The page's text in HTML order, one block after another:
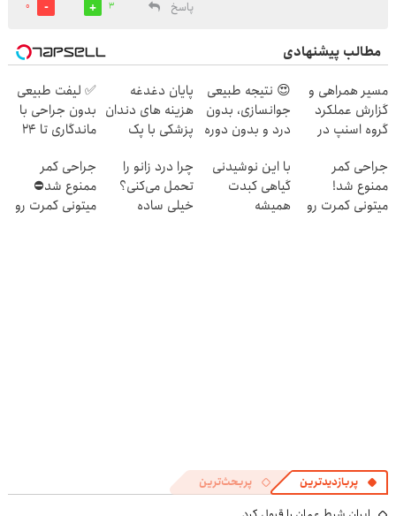
پاسخ 3
0
مطالب پیشنهادی
مسیر همراهی و
گزارش عملکرد
گروه اسنپ در
😍 نتیجه‌ طبیعی
جوانسازی، بدون
درد و بدون دوره
رایگان
پایان دغدغه
هزینه های دندان
پزشکی با پک
خانگی
✅ لیفت طبیعی
بدون جراحی با
ماندگاری تا ۲۴
جراحی کمر
ممنوع شد!
میتونی کمرت رو
با این نوشیدنی
گیاهی کبدت
همیشه
چرا درد زانو را
تحمل می‌کنی؟
خیلی ساده
جراحی کمر
ممنوع شد⛔
میتونی کمرت رو
پربازدیدترین پربحث‌ترین